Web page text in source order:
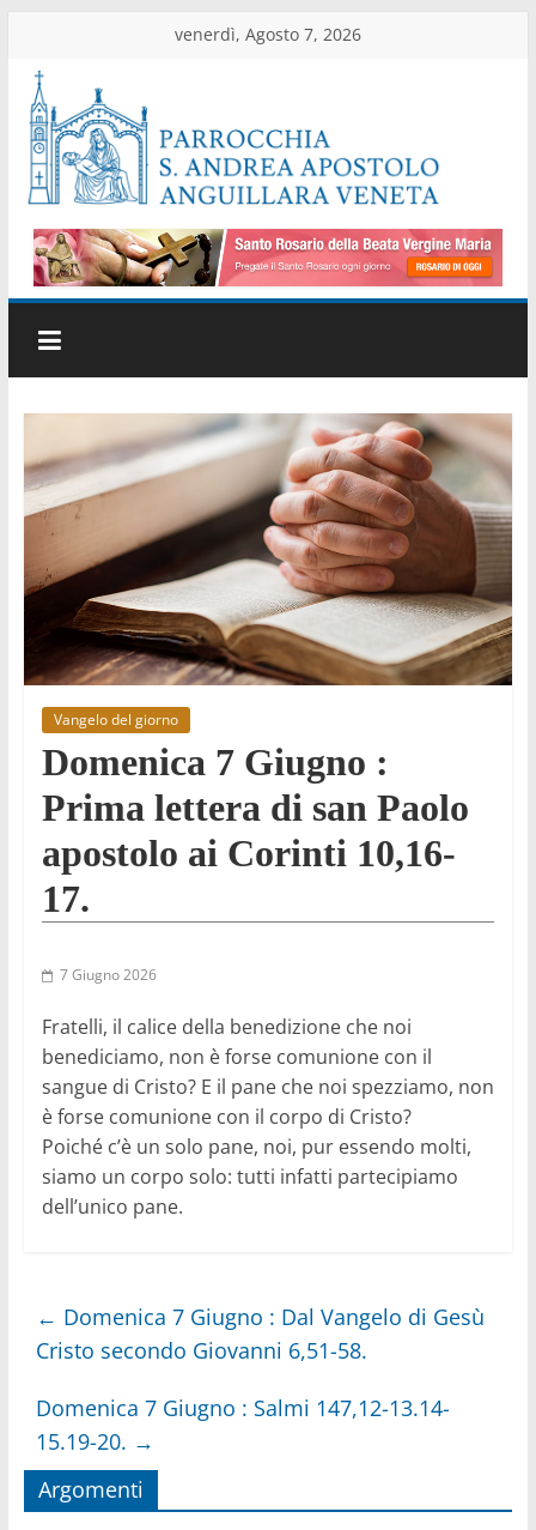
contenuto
venerdì, Agosto 7, 2026
Parrocchia
di
Anguillara
Veneta
Sito
ufficiale
della
parrocchia
Vangelo del giorno
Domenica 7 Giugno :
Prima lettera di san Paolo
apostolo ai Corinti 10,16-
17.
7 Giugno 2026
Fratelli, il calice della benedizione che noi
benediciamo, non è forse comunione con il
sangue di Cristo? E il pane che noi spezziamo, non
è forse comunione con il corpo di Cristo?
Poiché c’è un solo pane, noi, pur essendo molti,
siamo un corpo solo: tutti infatti partecipiamo
dell’unico pane.
← Domenica 7 Giugno : Dal Vangelo di Gesù
Cristo secondo Giovanni 6,51-58.
Domenica 7 Giugno : Salmi 147,12-13.14-
15.19-20. →
Argomenti